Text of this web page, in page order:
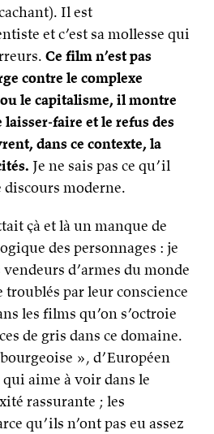
Il est
et c’est sa mollesse qui
Ce film n’est pas
contre le complexe
le capitalisme, il montre
faire et le refus des
dans ce contexte, la
Je ne sais pas ce qu’il
moderne.
çà et là un manque de
des personnages : je
d’armes du monde
troublés par leur conscience
les films qu’on s’octroie
de gris dans ce domaine.
», d’Européen
aime à voir dans le
rassurante ; les
qu’ils n’ont pas eu assez